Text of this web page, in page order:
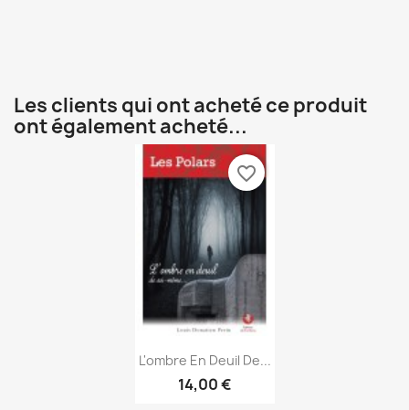
Les clients qui ont acheté ce produit
ont également acheté...
Aperçu rapide
L'ombre En Deuil De...
14,00 €
favorite_border